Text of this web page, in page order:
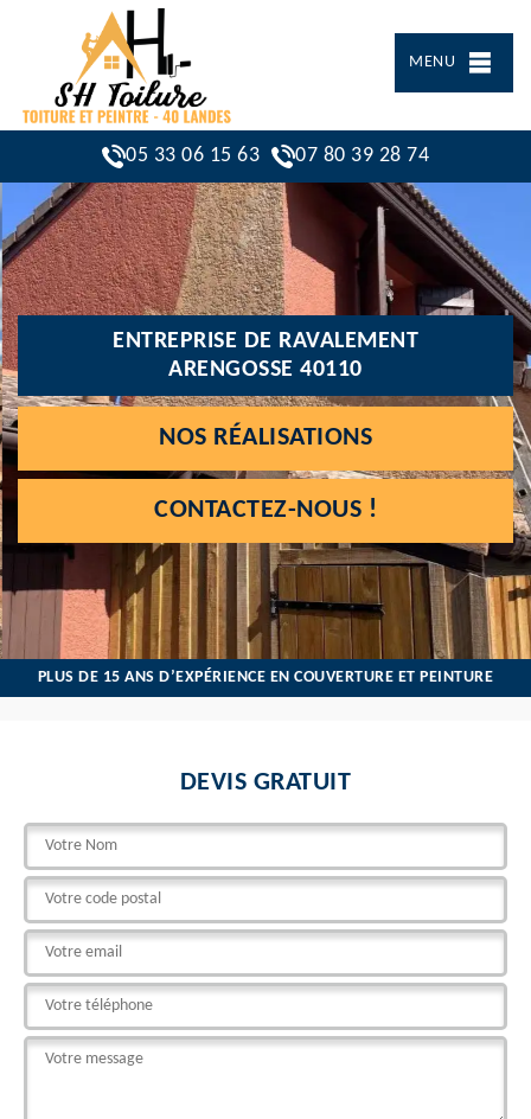
MENU
05 33 06 15 63 07 80 39 28 74
ENTREPRISE DE RAVALEMENT
ARENGOSSE 40110
NOS RÉALISATIONS
CONTACTEZ-NOUS !
PLUS DE 15 ANS D’EXPÉRIENCE EN COUVERTURE ET PEINTURE
DEVIS GRATUIT